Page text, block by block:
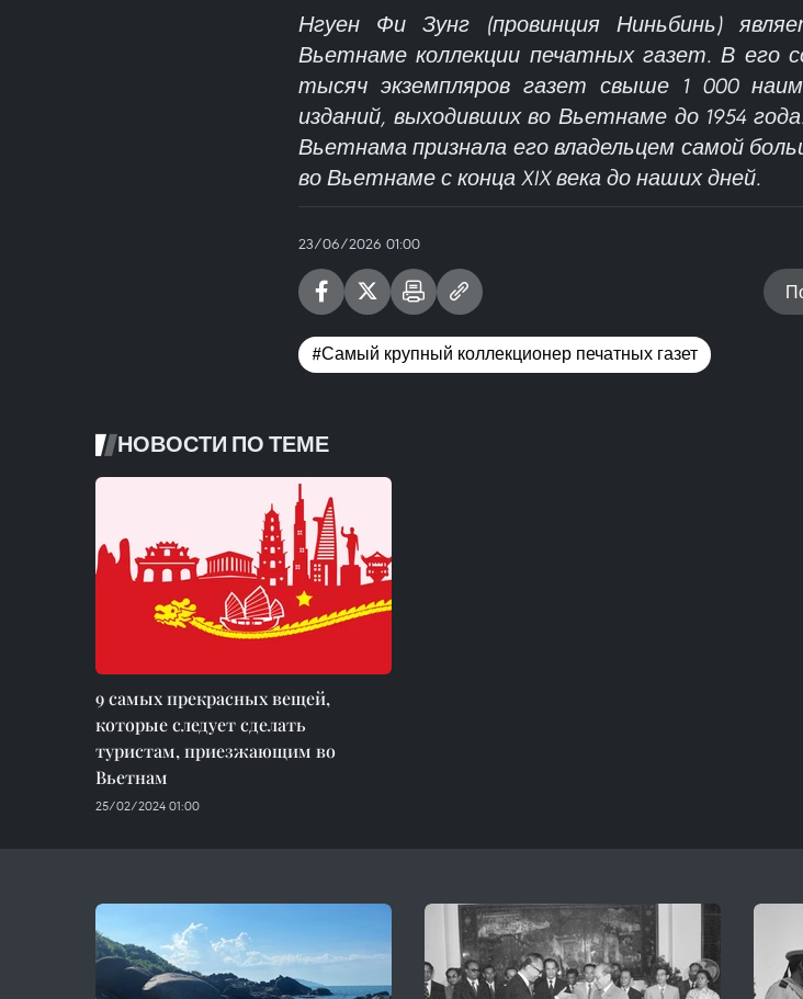
Нгуен Фи Зунг (провинция Ниньбинь)
Вьетнаме коллекции печатных газет. В его
тысяч экземпляров газет свыше 1 000
изданий, выходивших во Вьетнаме до 1954
Вьетнама признала его владельцем самой
во Вьетнаме с конца XIX века до наших дней.
23/06/2026 01:00
#Самый крупный коллекционер печатных газет
НОВОСТИ ПО ТЕМЕ
9 самых прекрасных вещей,
которые следует сделать
туристам, приезжающим во
Вьетнам
25/02/2024 01:00